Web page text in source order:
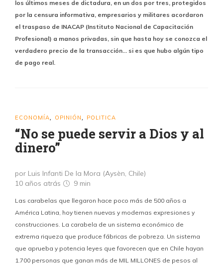
los últimos meses de dictadura, en un dos por tres, protegidos
por la censura informativa, empresarios y militares acordaron
el traspaso de INACAP (Instituto Nacional de Capacitación
Profesional) a manos privadas, sin que hasta hoy se conozca el
verdadero precio de la transacción… si es que hubo algún tipo
de pago real.
ECONOMÍA OPINIÓN POLITICA
“No se puede servir a Dios y al
dinero”
por Luis Infanti De la Mora (Aysèn, Chile)
10 años atrás
9 min
Las carabelas que llegaron hace poco más de 500 años a
América Latina, hoy tienen nuevas y modernas expresiones y
construcciones. La carabela de un sistema económico de
extrema riqueza que produce fábricas de pobreza. Un sistema
que aprueba y potencia leyes que favorecen que en Chile hayan
1.700 personas que ganan más de MIL MILLONES de pesos al